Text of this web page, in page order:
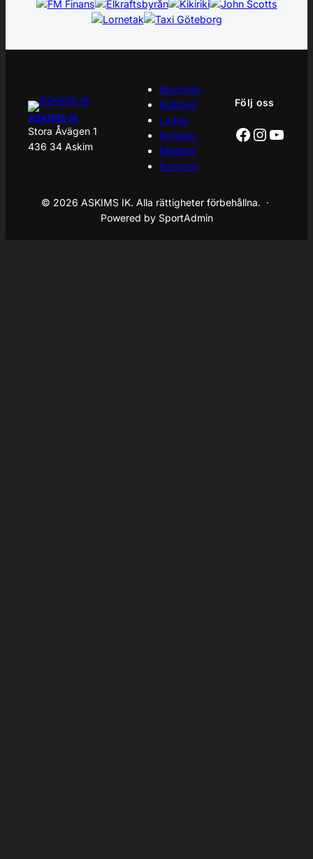
ASKIMS IK
Stora Åvägen 1
436 34 Askim
Startsida
Klubben
Lagen
Nyheter
Medlem
Partners
Följ oss
Facebook
© 2026 ASKIMS IK. Alla rättigheter förbehållna. ·
Powered by SportAdmin